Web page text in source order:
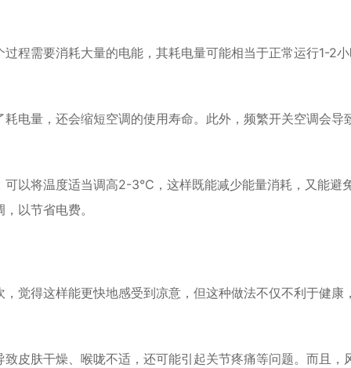
程需要消耗大量的电能，其耗电量可能相当于正常运行1-2
电量，还会缩短空调的使用寿命。此外，频繁开关空调会导
可以将温度适当调高2-3℃，这样既能减少能量消耗，又能避
以节省电费。
觉得这样能更快地感受到凉意，但这种做法不仅不利于健康
皮肤干燥、喉咙不适，还可能引起关节疼痛等问题。而且，